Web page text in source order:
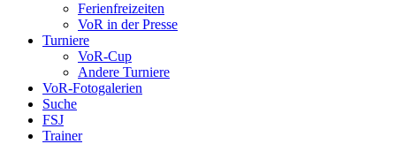
Ferienfreizeiten
VoR in der Presse
Turniere
VoR-Cup
Andere Turniere
VoR-Fotogalerien
Suche
FSJ
Trainer